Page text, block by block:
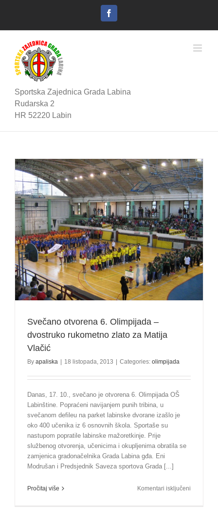
Facebook
Sportska Zajednica Grada Labina
Rudarska 2
HR 52220 Labin
Svečano otvorena 6. Olimpijada –
dvostruko rukometno zlato za Matija
Vlačić
By apaliska | 18 listopada, 2013 | Categories: olimpijada
Danas, 17. 10., svečano je otvorena 6. Olimpijada OŠ
Labinštine. Popraćeni navijanjem punih tribina, u
svečanom defileu na parket labinske dvorane izašlo je
oko 400 učenika iz 6 osnovnih škola. Sportaše su
nastupom popratile labinske mažoretkinje. Prije
službenog otvorenja, učenicima i okupljenima obratila se
zamjenica gradonačelnika Grada Labina gđa. Eni
Modrušan i Predsjednik Saveza sportova Grada [...]
Pročitaj više Komentari isključeni